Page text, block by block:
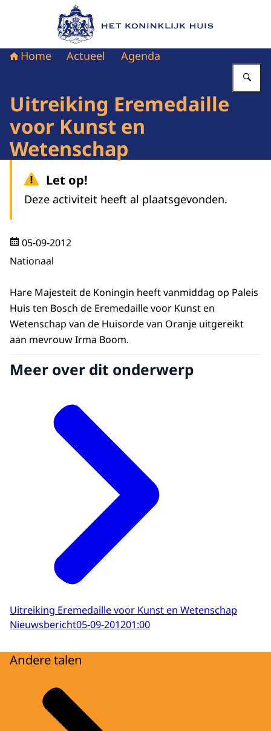
Naar de homepage van Het Koninklijk Huis
Home Actueel Agenda
Uitreiking Eremedaille
voor Kunst en
Wetenschap
Let op!
Deze activiteit heeft al plaatsgevonden.
05-09-2012
Nationaal
Hare Majesteit de Koningin heeft vanmiddag op Paleis
Huis ten Bosch de Eremedaille voor Kunst en
Wetenschap van de Huisorde van Oranje uitgereikt
aan mevrouw Irma Boom.
Meer over dit onderwerp
Uitreiking Eremedaille voor Kunst en Wetenschap
Nieuwsbericht05-09-201201:00
Andere talen